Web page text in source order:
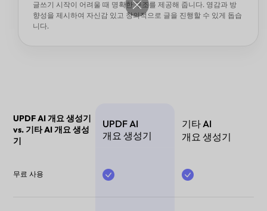
글쓰기 시작이 어려울 때 명확한 구조를 제공해 줍니다. 영감과 방
향성을 제시하여 자신감 있고 창의적으로 글을 진행할 수 있게 돕습
니다.
UPDF AI 개요 생성기
vs. 기타 AI 개요 생성
기
UPDF AI
개요 생성기
기타 AI
개요 생성기
무료 사용